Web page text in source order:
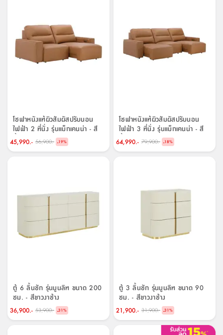
โซฟาหนังแท้ผิวสัมผัสปรับนอน
ไฟฟ้า 2 ที่นั่ง รุ่นแม็กเคนน่า - สี
น้ำตาล
45,990.- 56,900.- -19%
โซฟาหนังแท้ผิวสัมผัสปรับนอน
ไฟฟ้า 3 ที่นั่ง รุ่นแม็กเคนน่า - สี
น้ำตาล
64,990.- 79,900.- -18%
ตู้ 6 ลิ้นชัก รุ่นมูนลิท ขนาด 200
ซม. - สีขาวงาช้าง
36,900.- 53,900.- -31%
ตู้ 3 ลิ้นชัก รุ่นมูนลิท ขนาด 90
ซม. - สีขาวงาช้าง
21,900.- 31,900.- -31%